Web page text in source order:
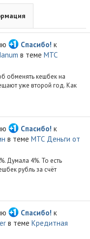
Спасибо! к
в теме МТС
обменять кешбек на
уже второй год. Как
Спасибо! к
в теме МТС Деньги от
Думала 4%. То есть
рубль за счёт
Спасибо! к
в теме Кредитная